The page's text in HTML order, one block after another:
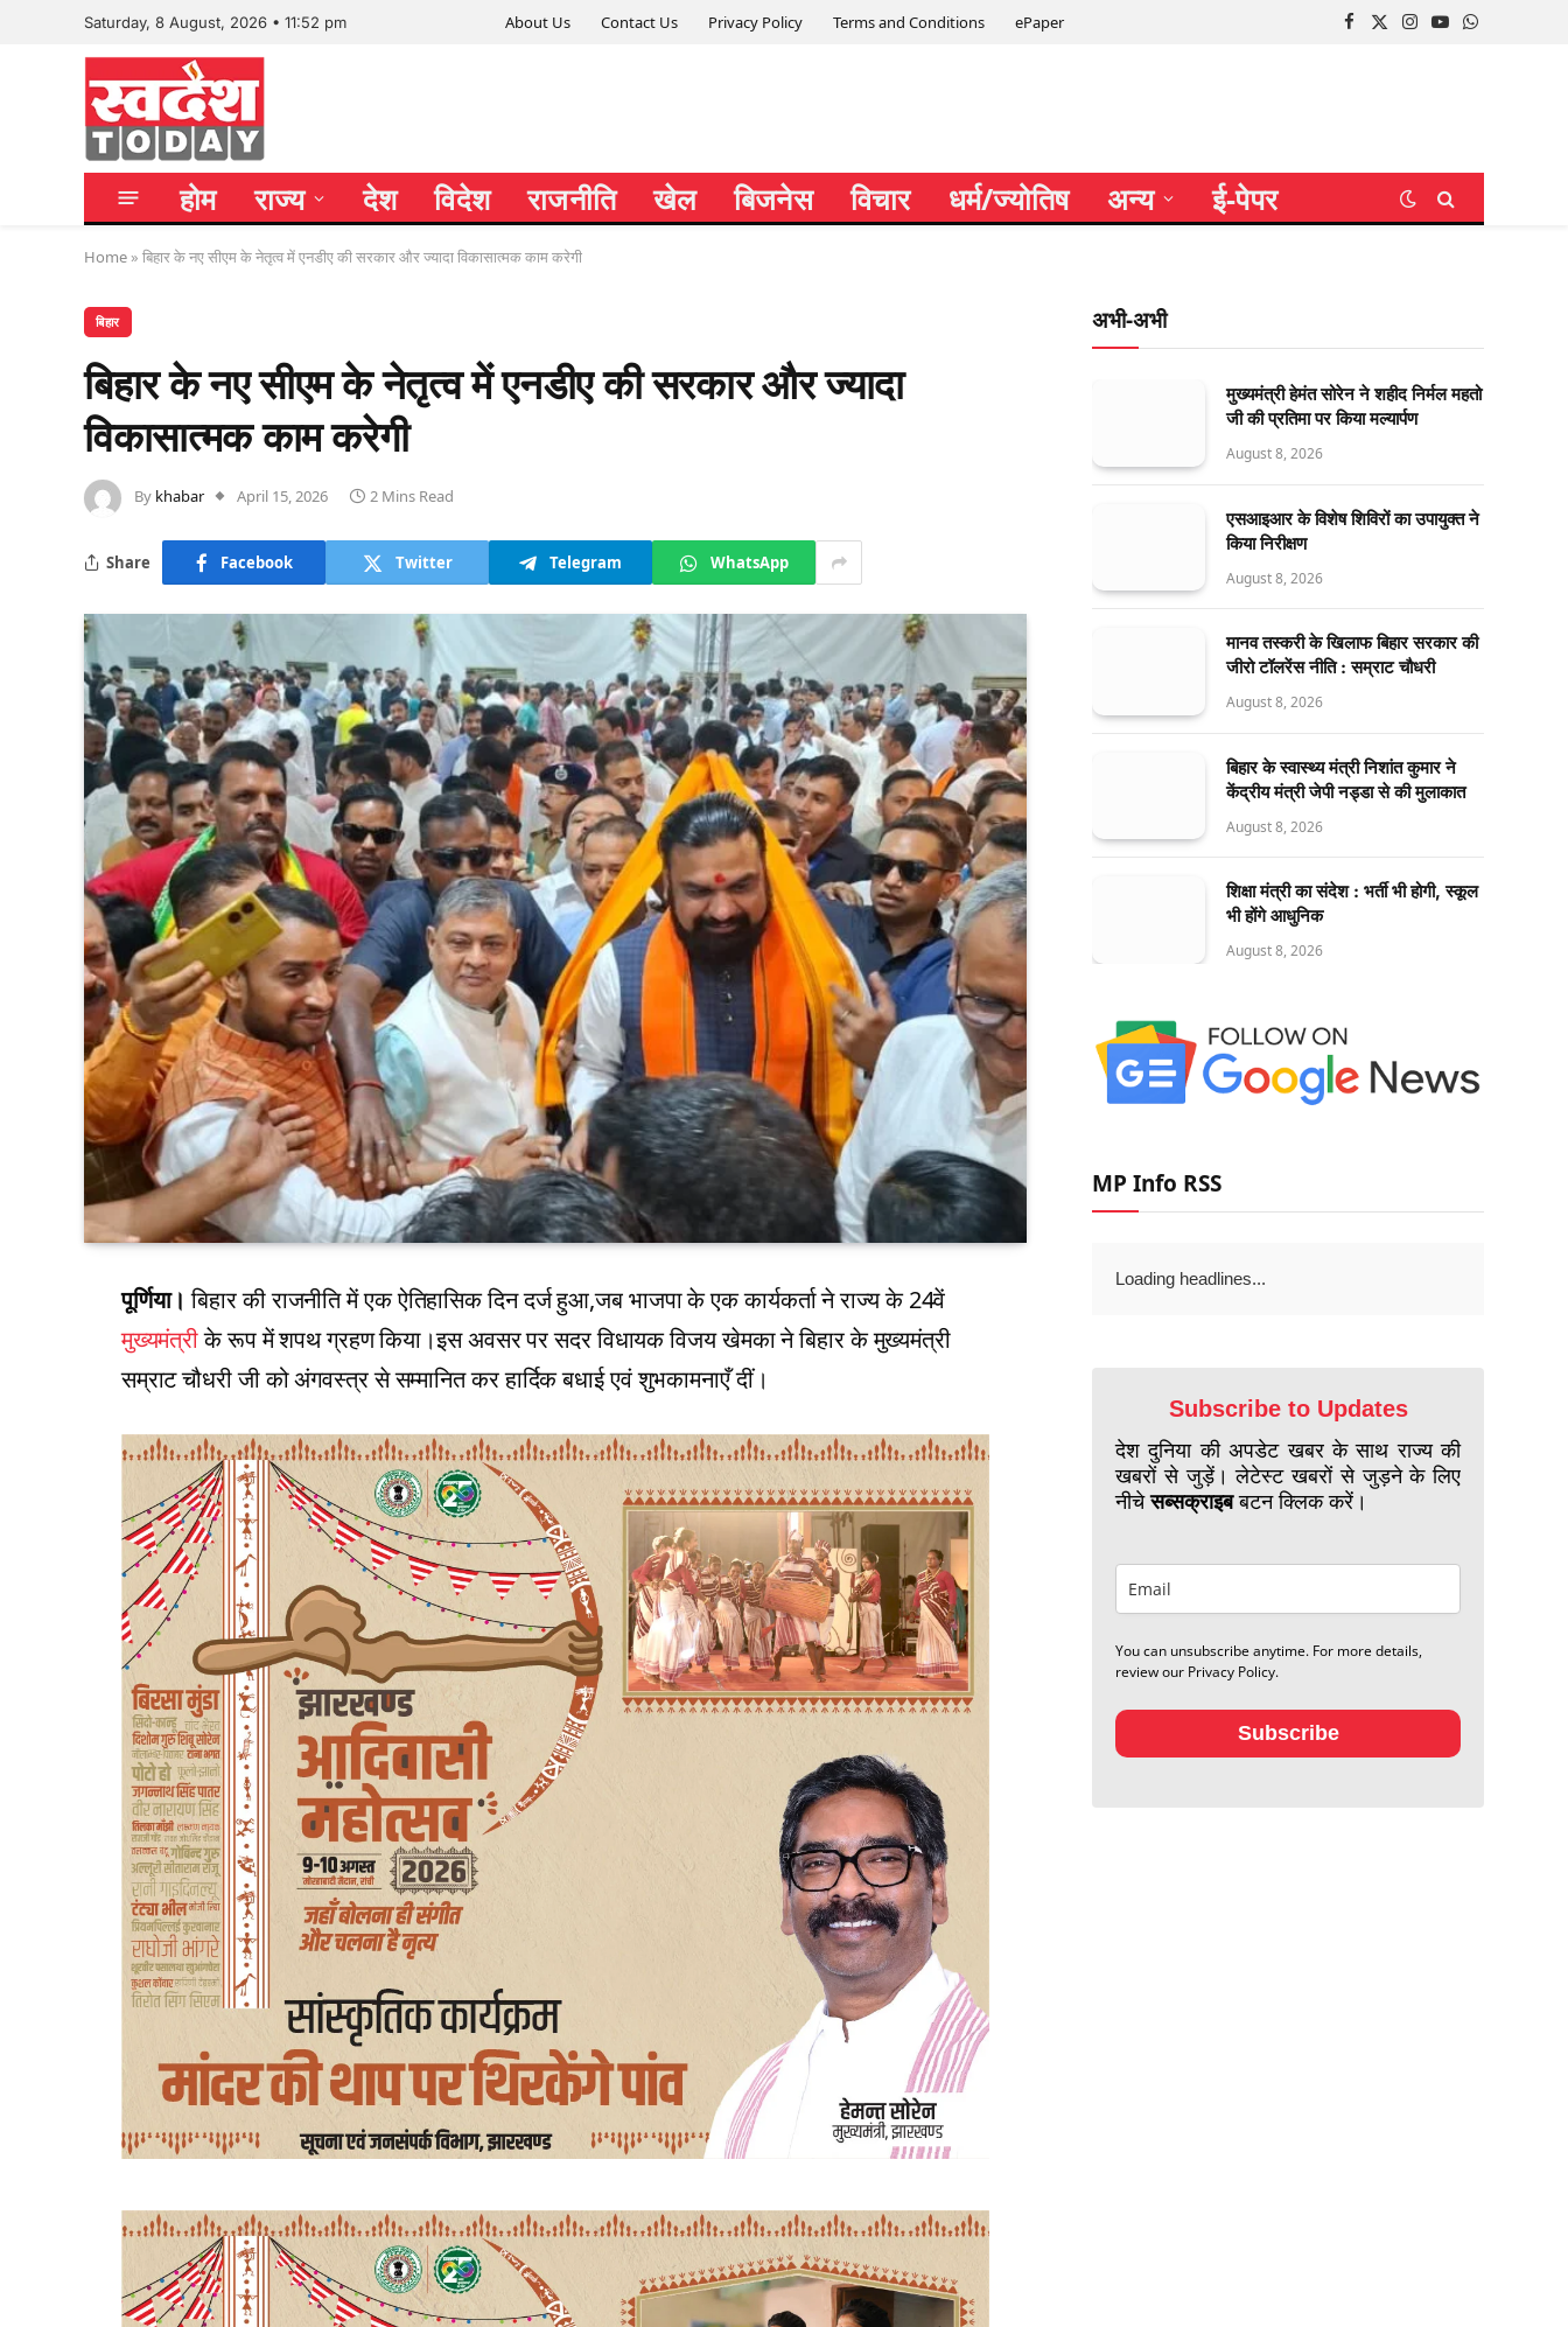
Saturday, 8 August, 2026 • 11:52 pm About Us Contact Us Privacy Policy Terms and Conditions ePaper
Facebook
X
Instagram
YouTubeWhatsApp
होम राज्य देश विदेश राजनीति खेल बिजनेस विचार धर्म/ज्योतिष अन्य ई-पेपर
Home » बिहार के नए सीएम के नेतृत्व में एनडीए की सरकार और ज्यादा विकासात्मक काम करेगी
बिहार
बिहार के नए सीएम के नेतृत्व में एनडीए की सरकार और ज्यादा
विकासात्मक काम करेगी
By khabar April 15, 2026 2 Mins Read
Share Facebook Twitter Telegram WhatsApp
पूर्णिया। बिहार की राजनीति में एक ऐतिहासिक दिन दर्ज हुआ,जब भाजपा के एक कार्यकर्ता ने राज्य के 24वें
मुख्यमंत्रीके रूप में शपथ ग्रहण किया।इस अवसर पर सदर विधायक विजय खेमका ने बिहार के मुख्यमंत्री
सम्राट चौधरी जी को अंगवस्त्र से सम्मानित कर हार्दिक बधाई एवं शुभकामनाएँ दीं।
अभी-अभी
मुख्यमंत्री हेमंत सोरेन ने शहीद निर्मल महतो
जी की प्रतिमा पर किया मल्यार्पण
August 8, 2026
एसआइआर के विशेष शिविरों का उपायुक्त ने
किया निरीक्षण
August 8, 2026
मानव तस्करी के खिलाफ बिहार सरकार की
जीरो टॉलरेंस नीति : सम्राट चौधरी
August 8, 2026
बिहार के स्वास्थ्य मंत्री निशांत कुमार ने
केंद्रीय मंत्री जेपी नड्डा से की मुलाकात
August 8, 2026
शिक्षा मंत्री का संदेश : भर्ती भी होगी, स्कूल
भी होंगे आधुनिक
August 8, 2026
MP Info RSS
Loading headlines...
Subscribe to Updates
देश दुनिया की अपडेट खबर के साथ राज्य की
खबरों से जुड़ें। लेटेस्ट खबरों से जुड़ने के लिए
नीचेसब्सक्राइबबटन क्लिक करें।
You can unsubscribe anytime. For more details,
review our Privacy Policy.
Subscribe